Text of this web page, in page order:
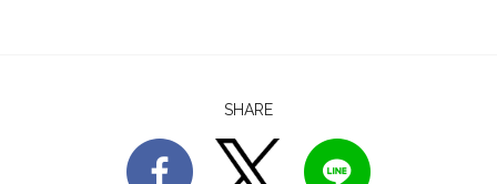
SHARE